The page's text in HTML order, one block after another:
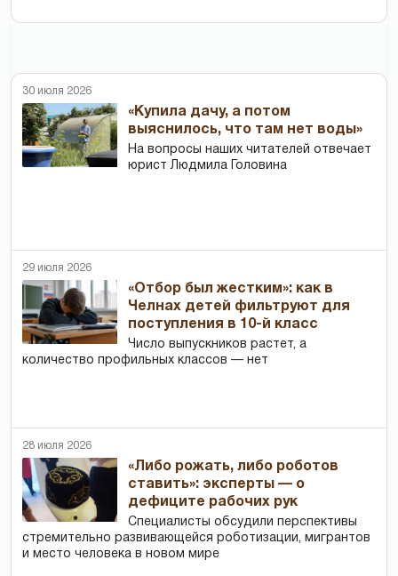
30 июля 2026
«Купила дачу, а потом
выяснилось, что там нет воды»
На вопросы наших читателей отвечает
юрист Людмила Головина
29 июля 2026
«Отбор был жестким»: как в
Челнах детей фильтруют для
поступления в 10-й класс
Число выпускников растет, а
количество профильных классов — нет
28 июля 2026
«Либо рожать, либо роботов
ставить»: эксперты — о
дефиците рабочих рук
Специалисты обсудили перспективы
стремительно развивающейся роботизации, мигрантов
и место человека в новом мире